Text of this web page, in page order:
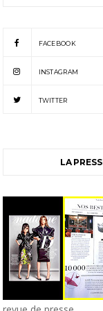
FACEBOOK
INSTAGRAM
TWITTER
LA